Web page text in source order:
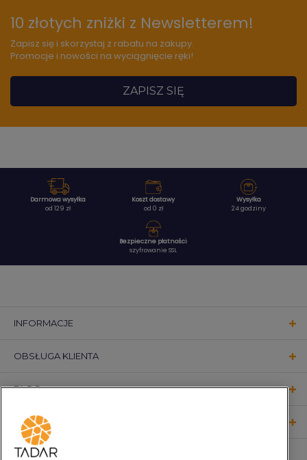
10 złotych zniżki z Newsletterem!
Zapisz się i skorzystaj z rabatu na zakupy.
Promocje i nowości na wyciągnięcie ręki!
ZAPISZ SIĘ
Darmowa wysyłka
od 129 zł
Koszt dostawy
od 0 zł
Wysyłka
24 godziny
Bezpieczne płatności
szyfrowanie SSL
INFORMACJE
OBSŁUGA KLIENTA
BLOG
KONTAKT